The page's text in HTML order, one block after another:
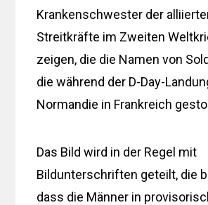
Krankenschwester der
Streitkräfte im Zweiten
zeigen, die die Namen von
die während der D-Day-
Normandie in Frankreich
Das Bild wird in der Regel mit
Bildunterschriften geteilt, die
dass die Männer in